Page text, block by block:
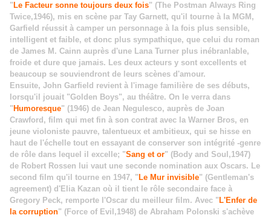
" Le Facteur sonne toujours deux fois" (The Postman Always Ring
Twice,1946), mis en scène par Tay Garnett, qu'il tourne à la MGM,
Garfield réussit à camper un personnage à la fois plus sensible,
intelligent et faible, et donc plus sympathique, que celui du roman
de James M. Cainn auprès d'une Lana Turner plus inébranlable,
froide et dure que jamais. Les deux acteurs y sont excellents et
beaucoup se souviendront de leurs scènes d'amour.
Ensuite, John Garfield revient à l'image familière de ses débuts,
lorsqu'il jouait "Golden Boys", au théâtre. On le verra dans
" Humoresque" (1946) de Jean Negulesco, auprès de Joan
Crawford, film qui met fin à son contrat avec la Warner Bros, en
jeune violoniste pauvre, talentueux et ambitieux, qui se hisse en
haut de l'échelle tout en essayant de conserver son intégrité -genre
de rôle dans lequel il excelle; "Sang et or" (Body and Soul,1947)
de Robert Rossen lui vaut une seconde nomination aux Oscars. Le
second film qu'il tourne en 1947, " Le Mur invisible" (Gentleman's
agreement) d'Elia Kazan où il tient le rôle secondaire face à
Gregory Peck, remporte l'Oscar du meilleur film. Avec " L'Enfer de
la corruption" (Force of Evil,1948) de Abraham Polonski s'achève